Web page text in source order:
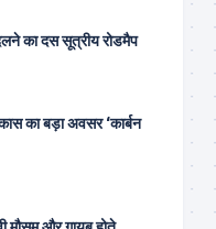
का दस सूत्रीय रोडमैप
का बड़ा अवसर ‘कार्बन